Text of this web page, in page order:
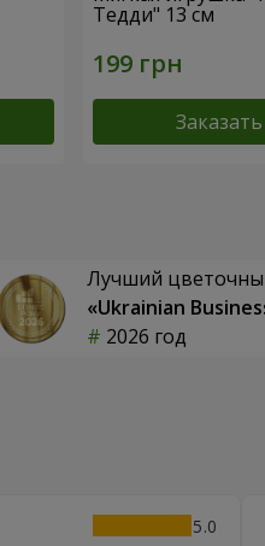
Тедди" 13 см
Заказать
Лучший
«Ukrainian
2026 год
5